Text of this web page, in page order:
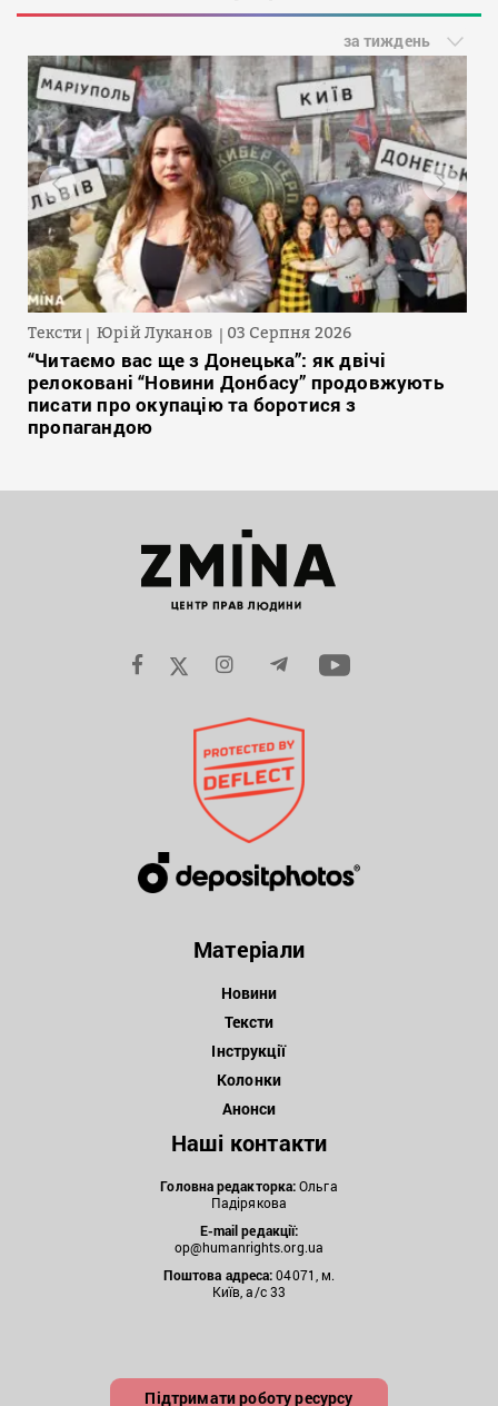
за тиждень
Тексти Юрій Луканов 03 Серпня 2026
“Читаємо вас ще з Донецька”: як двічі
релоковані “Новини Донбасу” продовжують
писати про окупацію та боротися з
пропагандою
Матеріали
Новини
Тексти
Інструкції
Колонки
Анонси
Наші контакти
Головна редакторка:Ольга
Падірякова
E-mail редакції:
op@humanrights.org.ua
Поштова адреса:04071, м.
Київ, а/с 33
Підтримати роботу ресурсу